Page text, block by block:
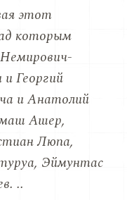
этот
которым
Георгий
и Анатолий
Ашер,
Люпа,
Эймунтас
..